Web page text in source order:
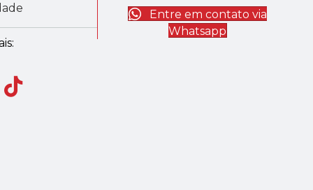
Entre em contato via
Whatsapp